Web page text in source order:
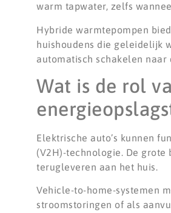
warm tapwater, zelfs
Hybride warmtepompen
huishoudens die geleidelijk
automatisch schakelen
Wat is de rol
Elektrische auto’s kunnen
(V2H)-technologie. De
terugleveren aan het huis.
Vehicle-to-home-systemen
stroomstoringen of als